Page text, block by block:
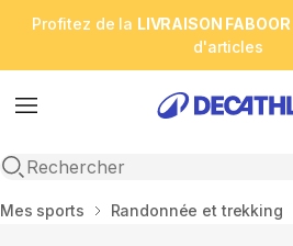
Profitez de la LIVRAISON FABOOR
d'articles
Menu
Open search
Accueil
Mes sports Randonnée et trekking